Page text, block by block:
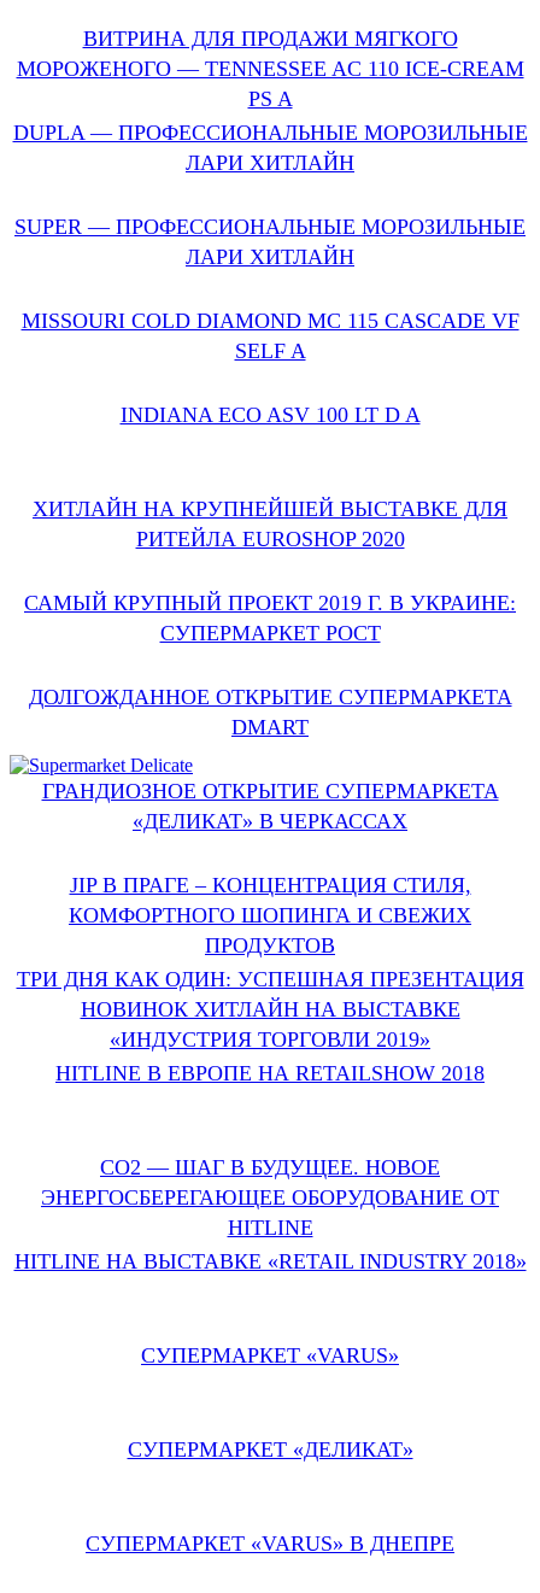
ВИТРИНА ДЛЯ ПРОДАЖИ МЯГКОГО
МОРОЖЕНОГО — TENNESSEE AC 110 ICE-CREAM
PS A
DUPLA — ПРОФЕССИОНАЛЬНЫЕ МОРОЗИЛЬНЫЕ
ЛАРИ ХИТЛАЙН
SUPER — ПРОФЕССИОНАЛЬНЫЕ МОРОЗИЛЬНЫЕ
ЛАРИ ХИТЛАЙН
MISSOURI COLD DIAMOND MC 115 CASCADE VF
SELF A
INDIANA ECO ASV 100 LT D A
ХИТЛАЙН НА КРУПНЕЙШЕЙ ВЫСТАВКЕ ДЛЯ
РИТЕЙЛА EUROSHOP 2020
САМЫЙ КРУПНЫЙ ПРОЕКТ 2019 Г. В УКРАИНЕ:
СУПЕРМАРКЕТ РОСТ
ДОЛГОЖДАННОЕ ОТКРЫТИЕ СУПЕРМАРКЕТА
DMART
ГРАНДИОЗНОЕ ОТКРЫТИЕ СУПЕРМАРКЕТА
«ДЕЛИКАТ» В ЧЕРКАССАХ
JIP В ПРАГЕ – КОНЦЕНТРАЦИЯ СТИЛЯ,
КОМФОРТНОГО ШОПИНГА И СВЕЖИХ
ПРОДУКТОВ
ТРИ ДНЯ КАК ОДИН: УСПЕШНАЯ ПРЕЗЕНТАЦИЯ
НОВИНОК ХИТЛАЙН НА ВЫСТАВКЕ
«ИНДУСТРИЯ ТОРГОВЛИ 2019»
HITLINE В ЕВРОПЕ НА RETAILSHOW 2018
СО2 — ШАГ В БУДУЩЕЕ. НОВОЕ
ЭНЕРГОСБЕРЕГАЮЩЕЕ ОБОРУДОВАНИЕ ОТ
HITLINE
HITLINE НА ВЫСТАВКЕ «RETAIL INDUSTRY 2018»
СУПЕРМАРКЕТ «VARUS»
СУПЕРМАРКЕТ «ДЕЛИКАТ»
СУПЕРМАРКЕТ «VARUS» В ДНЕПРЕ